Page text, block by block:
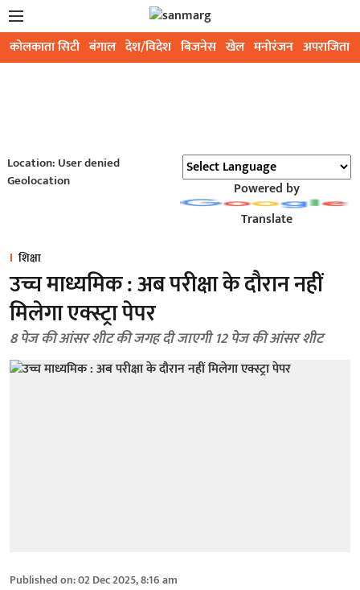
कोलकाता सिटी बंगाल देश/विदेश बिजनेस खेल मनोरंजन अपराजिता
Location: User denied
Geolocation
Powered by
Translate
शिक्षा
उच्च माध्यमिक : अब परीक्षा के दौरान नहीं
मिलेगा एक्स्ट्रा पेपर
8 पेज की आंसर शीट की जगह दी जाएगी 12 पेज की आंसर शीट
Published on:02 Dec 2025, 8:16 am